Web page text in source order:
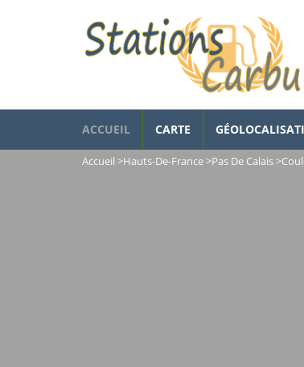
ACCUEIL CARTE
Accueil >Hauts-De-France>Pas De Calais>